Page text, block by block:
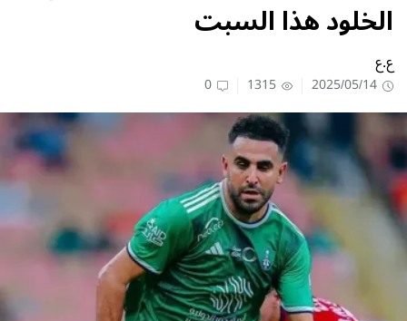
الخلود هذا السبت
ع.ع
2025/05/14
1315
0